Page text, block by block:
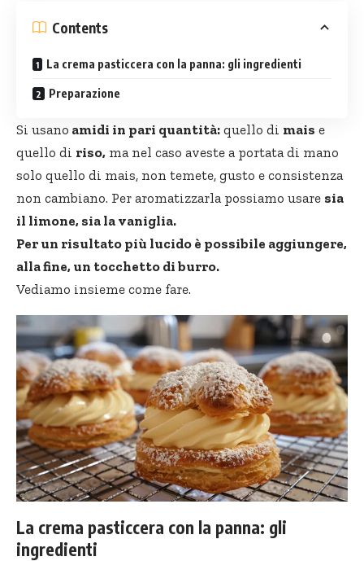
Contents
La crema pasticcera con la panna: gli ingredienti
Preparazione
Si usano amidi in pari quantità: quello di mais e
quello di riso, ma nel caso aveste a portata di mano
solo quello di mais, non temete, gusto e consistenza
non cambiano. Per aromatizzarla possiamo usare sia
il limone, sia la vaniglia.
Per un risultato più lucido è possibile aggiungere,
alla fine, un tocchetto di burro.
Vediamo insieme come fare.
La crema pasticcera con la panna: gli
ingredienti